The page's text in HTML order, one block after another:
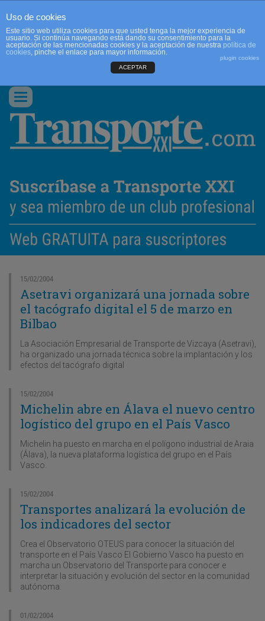
CONTACTO
Conmutar
navegación
15/02/2004
Asetravi organizará una jornada sobre
el tacógrafo digital el 5 de marzo en
Bilbao
La Asociación Empresarial de Transporte de Vizcaya (Asetravi),
ha organizado una jornada técnica sobre la implantación y los
efectos del tacógrafo digital
15/02/2004
Michelin abre en Álava el nuevo centro
logístico del grupo en el País Vasco
Michelin ha puesto en marcha en el polígono industrial de Araia
(Álava), la nueva plataforma logística del grupo en el País
Vasco.
15/02/2004
Transportes analizará la evolución de
los indicadores del sector
Crea el Observatorio OTEUS para conocer la situación del
transporte en el País Vasco El Gobierno Vasco ha puesto en
marcha un Observatorio del Transporte para conocer e
interpretar la situación y evolución del sector en la comunidad
autónoma.
01/02/2004
Uso de cookies
Este sitio web utiliza cookies para que usted tenga la mejor experiencia de
usuario. Si continúa navegando está dando su consentimiento para la
aceptación de las mencionadas cookies y la aceptación de nuestra política de
cookies, pinche el enlace para mayor información.
plugin cookies
ACEPTAR